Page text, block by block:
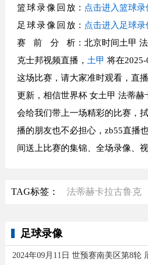
篮球录像回放： 点击进入篮球录
足球录像回放： 点击进入足球录
赛前分析：北京时间土甲
克士邦视频直播， 土甲 将在
这场比赛，请大家准时观看，直
更新，相信世界杯 女土甲 法蒂赫
会给我们带上一场精彩的比赛，
播的朋友也不必担心，zb55直播
间送上比赛的集锦、全场录像、视
TAG标签： 法蒂赫卡拉古鲁克
足球录像
2024年09月11日 世预赛南美区第8轮